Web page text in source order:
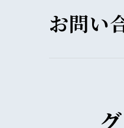
お問い